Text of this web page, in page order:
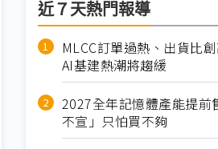
近７天熱門報導
MLCC訂單過熱、出貨比
AI基建熱潮將趨緩
2027全年記憶體產能提
不宣」只怕買不夠